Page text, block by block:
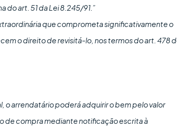
do art. 51 da Lei 8.245/91.”
que comprometa significativamente o
o direito de revisitá-lo, nos termos do art. 478
o arrendatário poderá adquirir o bem pelo valor
de compra mediante notificação escrita à